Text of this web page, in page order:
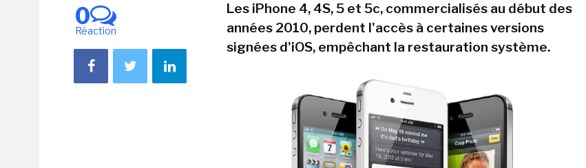
0
Réaction
Les iPhone 4, 4S, 5 et 5c, commercialisés au début des
années 2010, perdent l'accès à certaines versions
signées d'iOS, empêchant la restauration système.